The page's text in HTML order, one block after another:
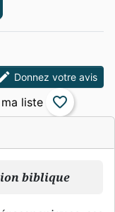
biblique
Donnez votre avis
favorite_border